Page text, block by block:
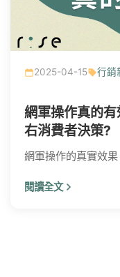
2025-04-15 行銷
網軍操作真的
右消費者決策?
網軍操作的真實效
閱讀全文